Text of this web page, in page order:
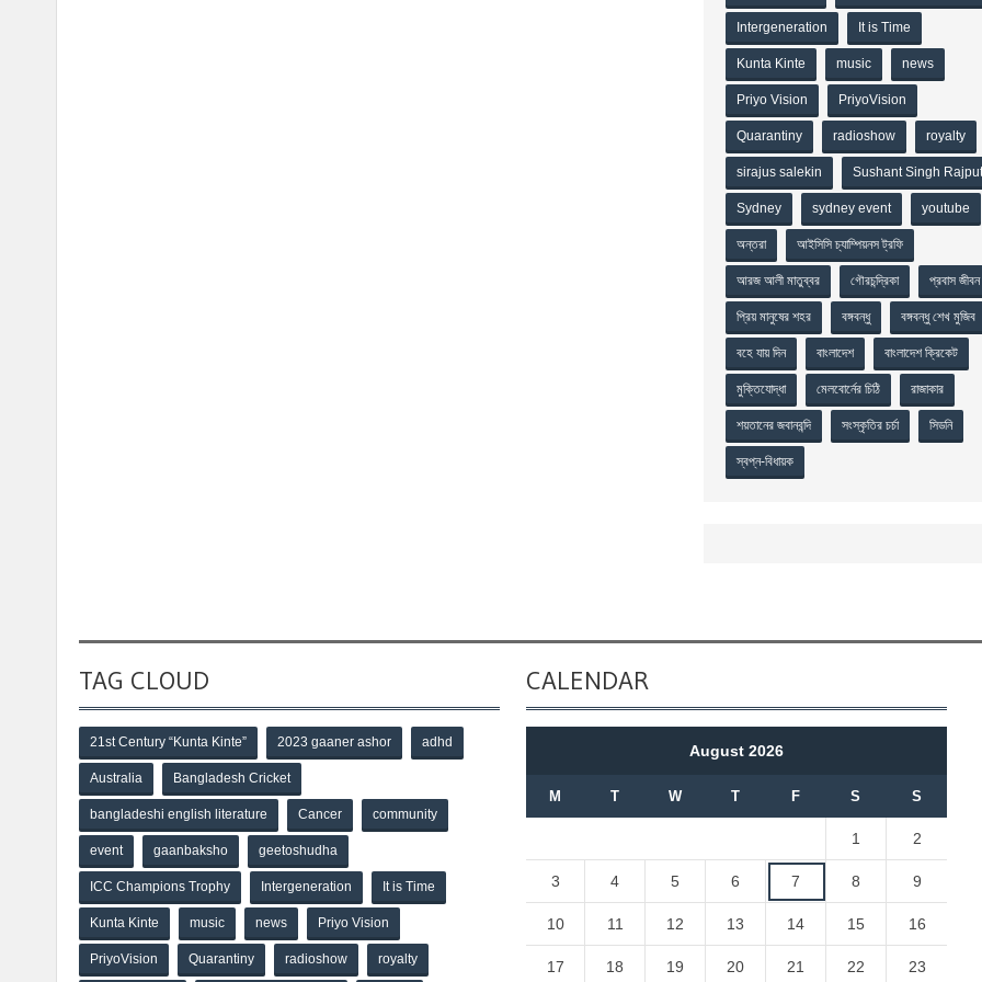
Intergeneration It is Time
Kunta Kinte music news
Priyo Vision PriyoVision
Quarantiny radioshow royalty
sirajus salekin Sushant Singh Rajput
Sydney sydney event youtube
অন্তরা আইসিসি চ্যাম্পিয়নস ট্রফি
আরজ আলী মাতুব্বর গৌরচন্দ্রিকা প্রবাস জীবন
প্রিয় মানুষের শহর বঙ্গবন্ধু বঙ্গবন্ধু শেখ মুজিব
বহে যায় দিন বাংলাদেশ বাংলাদেশ ক্রিকেট
মুক্তিযোদ্ধা মেলবোর্নের চিঠি রাজাকার
শয়তানের জবানবন্দি সংস্কৃতির চর্চা সিডনি
স্বপ্ন-বিধায়ক
TAG CLOUD
21st Century “Kunta Kinte” 2023 gaaner ashor adhd
Australia Bangladesh Cricket
bangladeshi english literature Cancer community
event gaanbaksho geetoshudha
ICC Champions Trophy Intergeneration It is Time
Kunta Kinte music news Priyo Vision
PriyoVision Quarantiny radioshow royalty
CALENDAR
August 2026
M T W T F S S
1 2
3 4 5 6 7 8 9
10 11 12 13 14 15 16
17 18 19 20 21 22 23